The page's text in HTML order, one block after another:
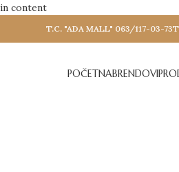
content
T.C. "ADA MALL" 063/117-03-73
POČETNABRENDOVI